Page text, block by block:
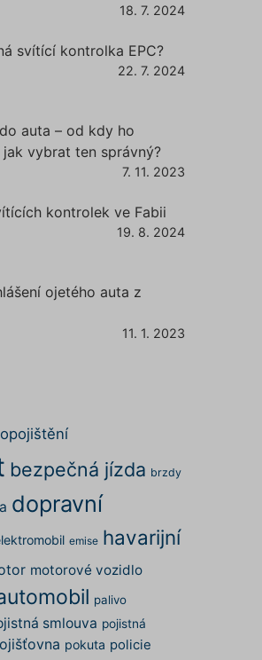
18. 7. 2024
svítící kontrolka EPC?
22. 7. 2024
auta – od kdy ho
vybrat ten správný?
7. 11. 2023
kontrolek ve Fabii
19. 8. 2024
ojetého auta z
11. 1. 2023
bezpečná jízda brzdy
dopravní
emise havarijní
motorové vozidlo
palivo
smlouva pojistná
pokuta policie